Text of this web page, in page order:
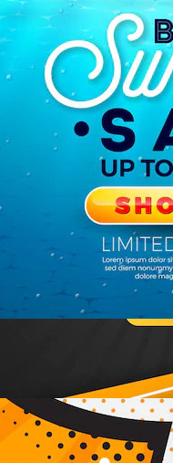
платформа для создания
работ. Более 1 миллиона
среди креаторов,
агентств и студий.